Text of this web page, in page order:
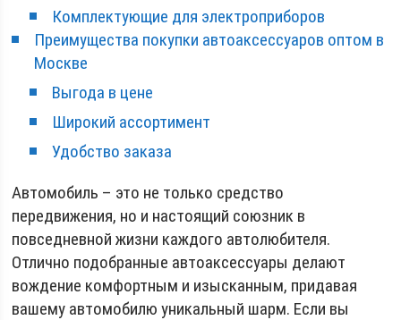
Комплектующие для электроприборов
Преимущества покупки автоаксессуаров оптом в
Москве
Выгода в цене
Широкий ассортимент
Удобство заказа
Автомобиль – это не только средство
передвижения, но и настоящий союзник в
повседневной жизни каждого автолюбителя.
Отлично подобранные автоаксессуары делают
вождение комфортным и изысканным, придавая
вашему автомобилю уникальный шарм. Если вы